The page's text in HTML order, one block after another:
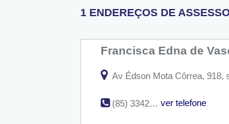
1 ENDEREÇOS DE
Francisca Edna de
Av Édson Mota Côrrea, 918,
(85) 3342-2861 ver telefone